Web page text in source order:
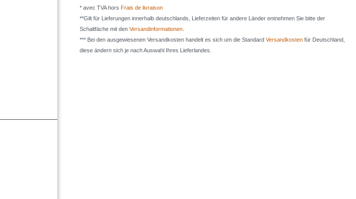
* avec TVA hors Frais de livraison
**Gilt für Lieferungen innerhalb deutschlands, Lieferzeiten für andere Länder entnehmen Sie bitte der
Schaltfäche mit den Versandinformationen
*** Bei den ausgewiesenen Versandkosten handelt es sich um die Standard Versandkosten für Deutschland,
diese ändern sich je nach Auswahl Ihres Lieferlandes.